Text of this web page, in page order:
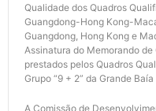
Qualidade dos Quadros
Guangdong-Hong Kong-
Guangdong, Hong Kong e
Assinatura do Memorando
prestados pelos Quadros
Grupo “9 + 2” da Grande Baía
A Comissão de